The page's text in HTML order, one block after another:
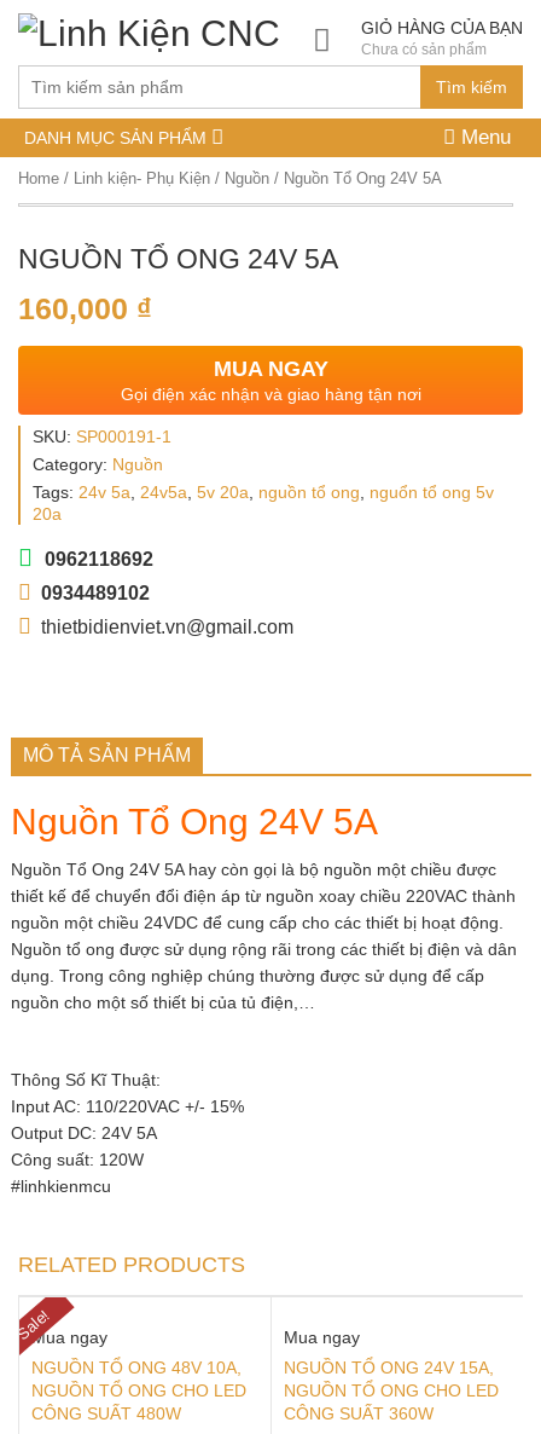
Tìm kiếm
GIỎ HÀNG CỦA BẠN
Chưa có sản phẩm
DANH MỤC SẢN PHẨM Menu
Home / Linh kiện- Phụ Kiện / Nguồn / Nguồn Tổ Ong 24V 5A
NGUỒN TỔ ONG 24V 5A
160,000 ₫
MUA NGAY
Gọi điện xác nhận và giao hàng tận nơi
SKU: SP000191-1
Category: Nguồn
Tags: 24v 5a, 24v5a, 5v 20a, nguồn tổ ong, nguổn tổ ong 5v
20a
0962118692
0934489102
thietbidienviet.vn@gmail.com
MÔ TẢ SẢN PHẨM
Nguồn Tổ Ong 24V 5A
Nguồn Tổ Ong 24V 5A hay còn gọi là bộ nguồn một chiều được
thiết kế để chuyển đổi điện áp từ nguồn xoay chiều 220VAC thành
nguồn một chiều 24VDC để cung cấp cho các thiết bị hoạt động.
Nguồn tổ ong được sử dụng rộng rãi trong các thiết bị điện và dân
dụng. Trong công nghiệp chúng thường được sử dụng để cấp
nguồn cho một số thiết bị của tủ điện,…
Thông Số Kĩ Thuật:
Input AC: 110/220VAC +/- 15%
Output DC: 24V 5A
Công suất: 120W
#linhkienmcu
RELATED PRODUCTS
Sale!
Mua ngay
NGUỒN TỔ ONG 48V 10A,
NGUỒN TỔ ONG CHO LED
CÔNG SUẤT 480W
Mua ngay
NGUỒN TỔ ONG 24V 15A,
NGUỒN TỔ ONG CHO LED
CÔNG SUẤT 360W